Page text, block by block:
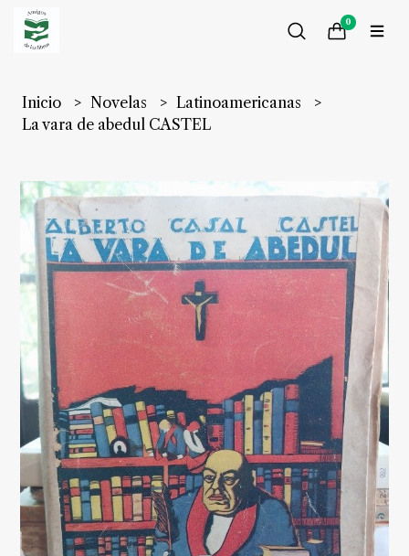
0
Inicio Novelas
Latinoamericanas
La vara de abedul CASTEL